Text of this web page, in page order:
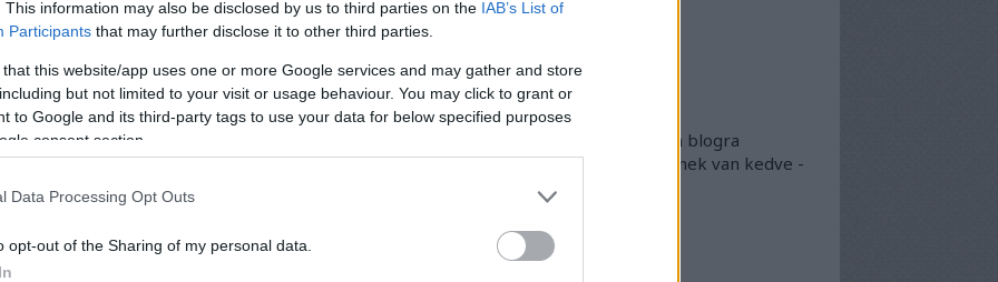
This information may also be disclosed by us to third parties on the IAB’s List of
Participants that may further disclose it to other third parties.
that this website/app uses one or more Google services and may gather and store
but not limited to your visit or usage behaviour. You may click to grant or
to Google and its third-party tags to use your data for below specified purposes
consent section.
Data Processing Opt Outs
opt-out of the Sharing of my personal data.
[246.]
pártok (MSZP, Pb, DK) hosszú ideje azzal próbálják
rajongói). Eközben egyáltalán nem
hogy…
Dokumentumtár
Dokumentumok
Itt egyben található meg a blogra
felkerült összes doksi, akinek van kedve -
bogarásszon köztük...
Archívum